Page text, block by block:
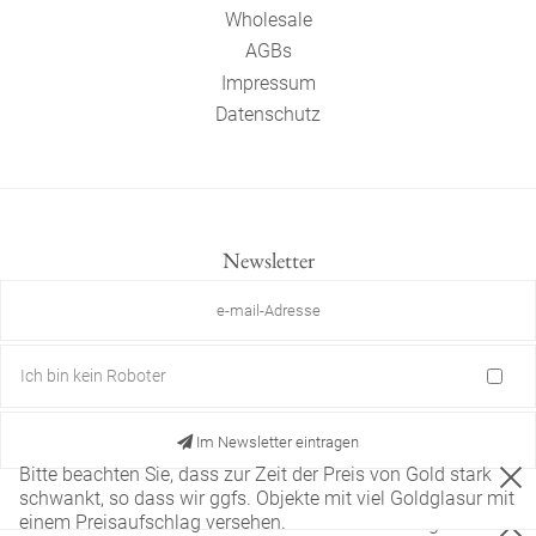
Wholesale
AGBs
Impressum
Datenschutz
Newsletter
Ich bin kein Roboter
Im Newsletter eintragen
Diese Website verwendet nur technisch notwendige
Bitte beachten Sie, dass zur Zeit der Preis von Gold stark
schwankt, so dass wir ggfs. Objekte mit viel Goldglasur mit
einem Preisaufschlag versehen.